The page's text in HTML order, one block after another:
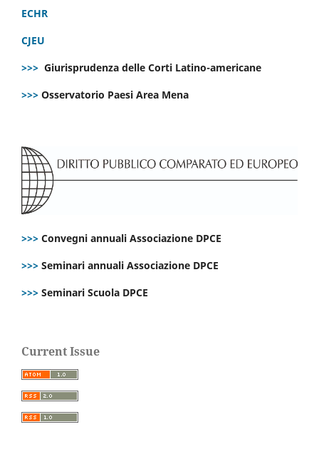
ECHR
CJEU
>>> Giurisprudenza delle Corti Latino-americane
>>> Osservatorio Paesi Area Mena
>>> Convegni annuali Associazione DPCE
>>> Seminari annuali Associazione DPCE
>>> Seminari Scuola DPCE
Current Issue